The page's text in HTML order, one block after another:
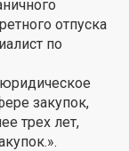
отпуска
по
закупок,
трех лет,